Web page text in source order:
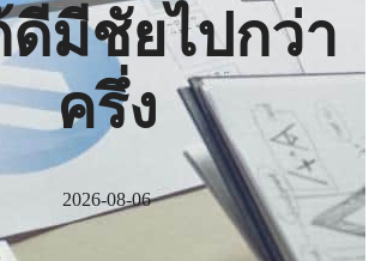
ดีมีชัยไปกว่า
ครึ่ง
2026-08-06